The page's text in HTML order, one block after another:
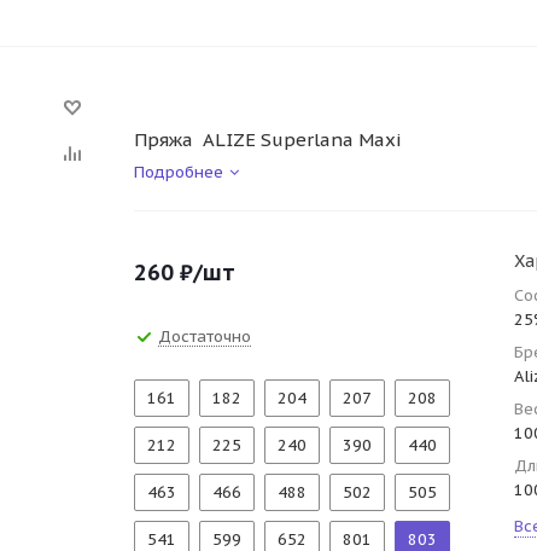
Пряжа ALIZE Superlana Maxi
Подробнее
260 ₽/шт
Достаточно
161 182 204 207 208
212 225 240 390 440
463 466 488 502 505
541 599 652 801 803